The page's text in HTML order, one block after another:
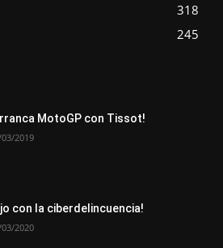
318
245
Premios Secciones
MotoGP con Tissot!
2019
con la ciberdelincuencia!
2020